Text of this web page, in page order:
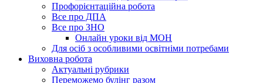
Профорієнтаційна робота
Все про ДПА
Все про ЗНО
Онлайн уроки від МОН
Для осіб з особливими освітніми потребами
Виховна робота
Актуальні рубрики
Переможемо булінг разом